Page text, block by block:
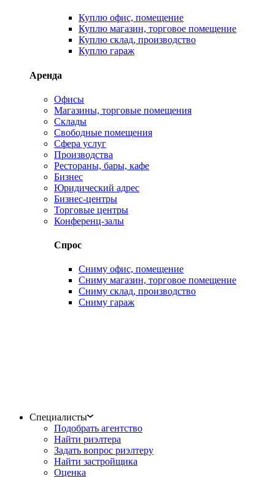
Куплю офис, помещение
Куплю магазин, торговое помещение
Куплю склад, производство
Куплю гараж
Аренда
Офисы
Магазины, торговые помещения
Склады
Свободные помещения
Сфера услуг
Производства
Рестораны, бары, кафе
Бизнес
Юридический адрес
Бизнес-центры
Торговые центры
Конференц-залы
Спрос
Сниму офис, помещение
Сниму магазин, торговое помещение
Сниму склад, производство
Сниму гараж
Специалисты
Подобрать агентство
Найти риэлтера
Задать вопрос риэлтеру
Найти застройщика
Оценка